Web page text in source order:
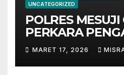
UNCATEGORIZED
POLRES
PERKARA
HS, SAKSI DAN
SUDAH
MARET 17, 2026